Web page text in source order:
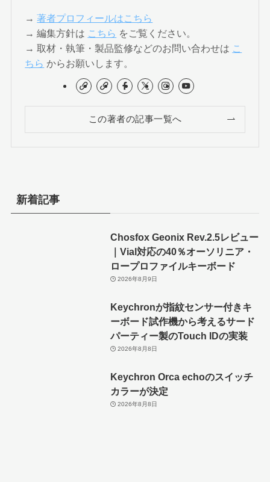
→著者プロフィールはこちら
→ 編集方針は こちら をご覧ください。
→ 取材・執筆・製品監修などのお問い合わせは こ
ちら からお願いします。
この著者の記事一覧へ
新着記事
Chosfox Geonix Rev.2.5レビュー
｜Vial対応の40％オーソリニア・
ロープロファイルキーボード
2026年8月9日
Keychronが指紋センサー付きキ
ーボード試作機から考えるサード
パーティー製のTouch IDの実装
2026年8月8日
Keychron Orca echoのスイッチ
カラーが決定
2026年8月8日